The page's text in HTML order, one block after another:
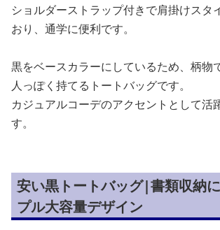
ショルダーストラップ付きで肩掛けスタ
おり、通学に便利です。
黒をベースカラーにしているため、柄物
人っぽく持てるトートバッグです。
カジュアルコーデのアクセントとして活
す。
安い黒トートバッグ|書類収納
プル大容量デザイン